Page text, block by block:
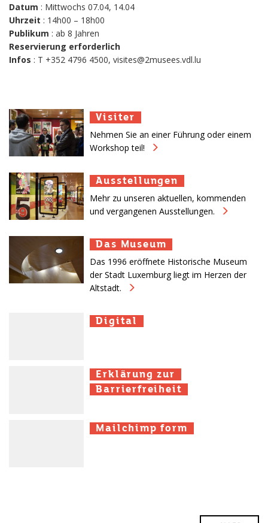
Datum : Mittwochs 07.04, 14.04
Uhrzeit : 14h00 – 18h00
Publikum : ab 8 Jahren
Reservierung erforderlich
Infos : T +352 4796 4500, visites@2musees.vdl.lu
Visiter
Visiter
Visiter
Nehmen Sie an einer Führung oder einem
Workshop teil!
Ausstellungen
Ausstellungen
Ausstellungen
Mehr zu unseren aktuellen, kommenden
und vergangenen Ausstellungen.
Das Museum
Das Museum
Das Museum
Das 1996 eröffnete Historische Museum
der Stadt Luxemburg liegt im Herzen der
Altstadt.
Digital
Digital
Digital
Erklärung zur
Barrierfreiheit
Erklärung zur
Barrierfreiheit
Erklärung zur
Barrierfreiheit
Mailchimp form
Mailchimp form
Mailchimp form